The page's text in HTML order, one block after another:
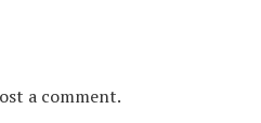
a comment.